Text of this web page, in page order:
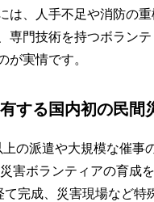
は、人手不足や消防の
専門技術を持つボラン
が実情です。
する国内初の民間
の派遣や大規模な催事
害ボランティアの育成
完成、災害現場など特